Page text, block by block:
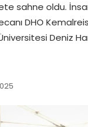
sahne oldu.
DHO
Deniz